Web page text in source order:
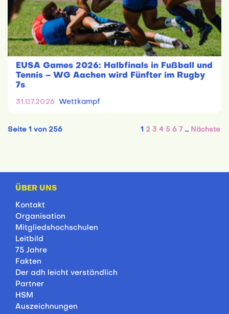
EUSA Games 2026: Halbfinals in Fußball und
Tennis – WG Aachen wird Fünfter im Rugby
7s
31.07.2026 Wettkampf
Seite 1 von 256 1 2 3 4 5 6 7 … Nächste
ÜBER UNS
Kontakt
Organisation
Mitgliedshochschulen
Leitbild
75 Jahre
Fakten
Der adh leicht verständlich
Partner
HSM
Auszeichnungen